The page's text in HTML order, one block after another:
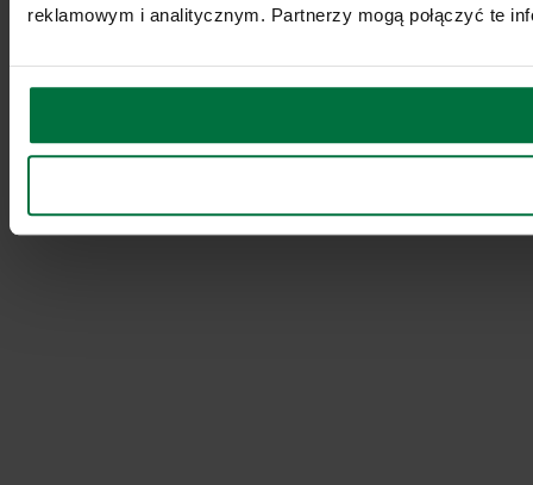
reklamowym i analitycznym. Partnerzy mogą połączyć te